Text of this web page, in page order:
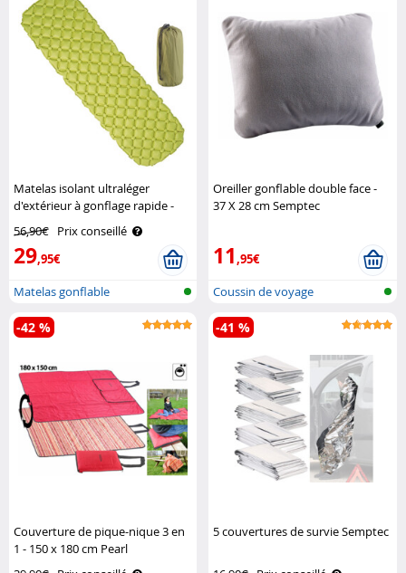
Matelas isolant ultraléger
d'extérieur à gonflage rapide -
56,90€ Prix conseillé
29,95€
Matelas gonflable
Oreiller gonflable double face -
37 X 28 cm Semptec
11,95€
Coussin de voyage
Couverture de pique-nique 3 en
1 - 150 x 180 cm Pearl
-42 %
5 couvertures de survie Semptec
-41 %